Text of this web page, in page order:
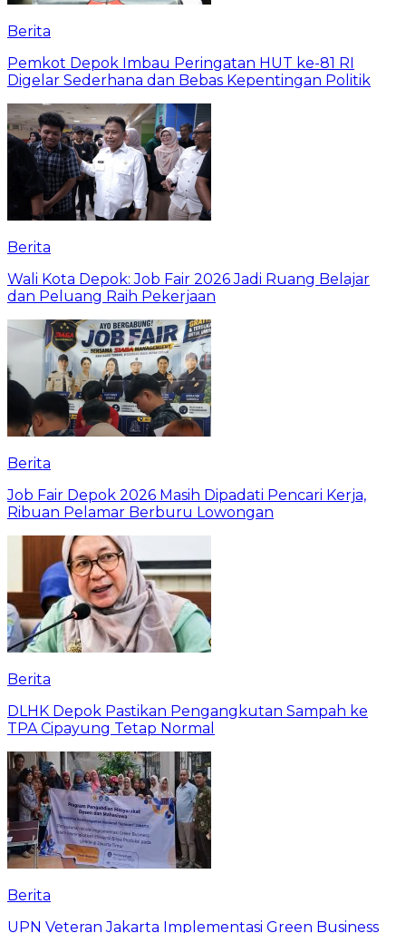
Berita
Pemkot Depok Imbau Peringatan HUT ke-81 RI
Digelar Sederhana dan Bebas Kepentingan Politik
Berita
Wali Kota Depok: Job Fair 2026 Jadi Ruang Belajar
dan Peluang Raih Pekerjaan
Berita
Job Fair Depok 2026 Masih Dipadati Pencari Kerja,
Ribuan Pelamar Berburu Lowongan
Berita
DLHK Depok Pastikan Pengangkutan Sampah ke
TPA Cipayung Tetap Normal
Berita
UPN Veteran Jakarta Implementasi Green Business